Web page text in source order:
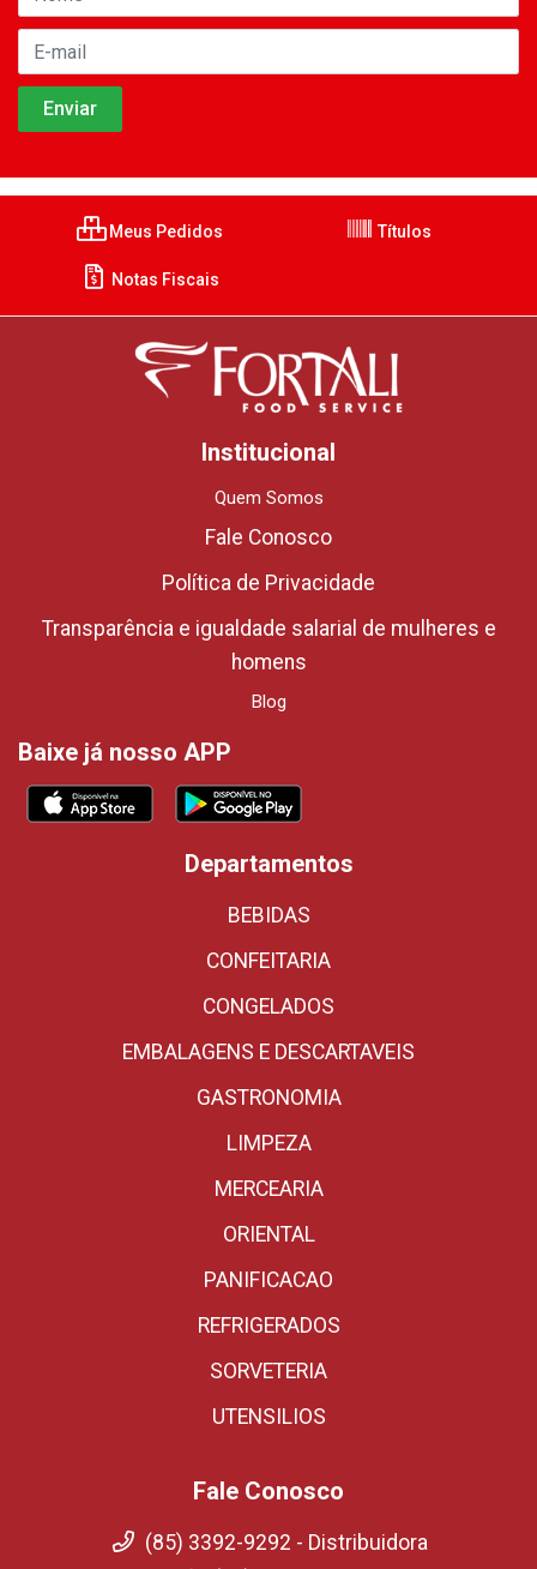
Meus Pedidos Títulos
Notas Fiscais
Institucional
Quem Somos
Fale Conosco
Política de Privacidade
Transparência e igualdade salarial de mulheres e
homens
Blog
Baixe já nosso APP
Departamentos
BEBIDAS
CONFEITARIA
CONGELADOS
EMBALAGENS E DESCARTAVEIS
GASTRONOMIA
LIMPEZA
MERCEARIA
ORIENTAL
PANIFICACAO
REFRIGERADOS
SORVETERIA
UTENSILIOS
Fale Conosco
(85) 3392-9292 - Distribuidora